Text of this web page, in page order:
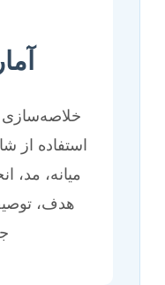
خلاصه‌سازی
استفاده از
میانه، مد،
هدف،